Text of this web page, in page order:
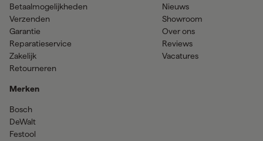
Betaalmogelijkheden
Verzenden
Garantie
Reparatieservice
Zakelijk
Retourneren
Merken
Bosch
DeWalt
Festool
Nieuws
Showroom
Over ons
Reviews
Vacatures